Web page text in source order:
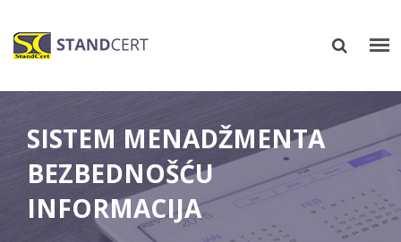
SISTEM MENADŽMENTA
BEZBEDNOŠĆU
INFORMACIJA